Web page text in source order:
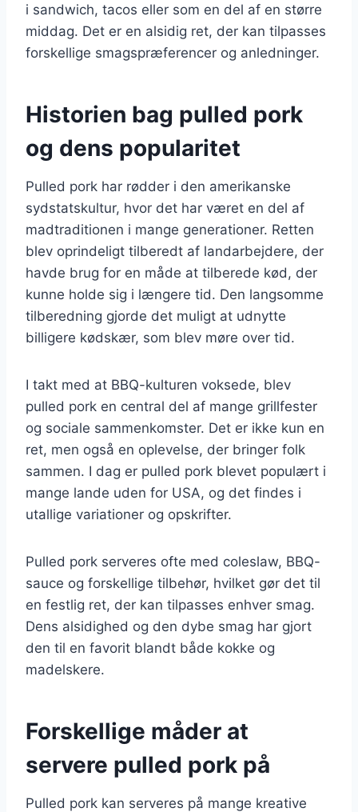
i sandwich, tacos eller som en del af en større
middag. Det er en alsidig ret, der kan tilpasses
forskellige smagspræferencer og anledninger.
Historien bag pulled pork
og dens popularitet
Pulled pork har rødder i den amerikanske
sydstatskultur, hvor det har været en del af
madtraditionen i mange generationer. Retten
blev oprindeligt tilberedt af landarbejdere, der
havde brug for en måde at tilberede kød, der
kunne holde sig i længere tid. Den langsomme
tilberedning gjorde det muligt at udnytte
billigere kødskær, som blev møre over tid.
I takt med at BBQ-kulturen voksede, blev
pulled pork en central del af mange grillfester
og sociale sammenkomster. Det er ikke kun en
ret, men også en oplevelse, der bringer folk
sammen. I dag er pulled pork blevet populært i
mange lande uden for USA, og det findes i
utallige variationer og opskrifter.
Pulled pork serveres ofte med coleslaw, BBQ-
sauce og forskellige tilbehør, hvilket gør det til
en festlig ret, der kan tilpasses enhver smag.
Dens alsidighed og den dybe smag har gjort
den til en favorit blandt både kokke og
madelskere.
Forskellige måder at
servere pulled pork på
Pulled pork kan serveres på mange kreative